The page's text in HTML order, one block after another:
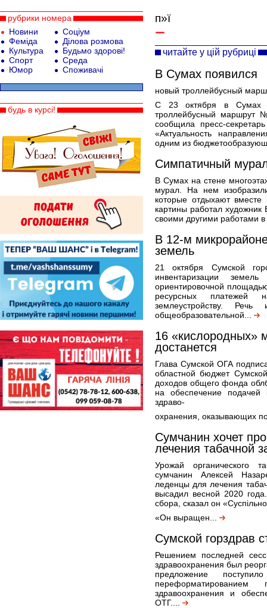
п»ї
читайте у цій рубриці
В Сумах появился
новый троллейбусный
С 23 октября в Сумах
троллейбусный
сообщила пресс-
«Актуальность
одним из
Cимпатичный
В Сумах на стене
мурал. На нем
которые отдыхают
картины работал художник
своими другими работами
В 12-м
земель
21 октября Сумской
инвентаризации
ориентировочной
ресурсных платежей
землеустройству.
общеобразовательной...
16 «кислородных»
достанется
Глава Сумской ОГА
областной бюджет
доходов общего фонда
на обеспечение подачей
здраво-
охранения, оказывающих
Сумчанин хочет
лечения табачной
Урожай органического
сумчанин Алексей
леденцы для лечения
высадил весной 2020
сбора, сказал он
«Он выращен...
Сумской горздрав
Решением последней
здравоохранения был
предложение
здравоохранения и
ОТГ....
рубрики номера
Новини
Феміда
Культура
Спорт
Юмор
Соціум
Ділова розмова
Будьмо здорові!
Среда
Споживачі
будь в курсі!